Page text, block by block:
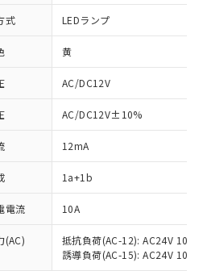
式 LEDランプ
黄
AC/DC12V
AC/DC12V±10%
12mA
1a+1b
電流 10A
(AC)
抵抗負荷(AC-12): AC24V 10A/
誘導負荷(AC-15): AC24V
RoHS指令（10物質）の
製品が提供可能な商品で